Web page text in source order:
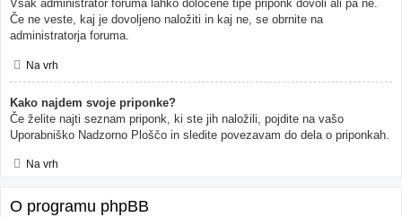
Vsak administrator foruma lahko določene tipe priponk dovoli ali pa ne.
Če ne veste, kaj je dovoljeno naložiti in kaj ne, se obrnite na
administratorja foruma.
Na vrh
Kako najdem svoje priponke?
Če želite najti seznam priponk, ki ste jih naložili, pojdite na vašo
Uporabniško Nadzorno Ploščo in sledite povezavam do dela o priponkah.
Na vrh
O programu phpBB